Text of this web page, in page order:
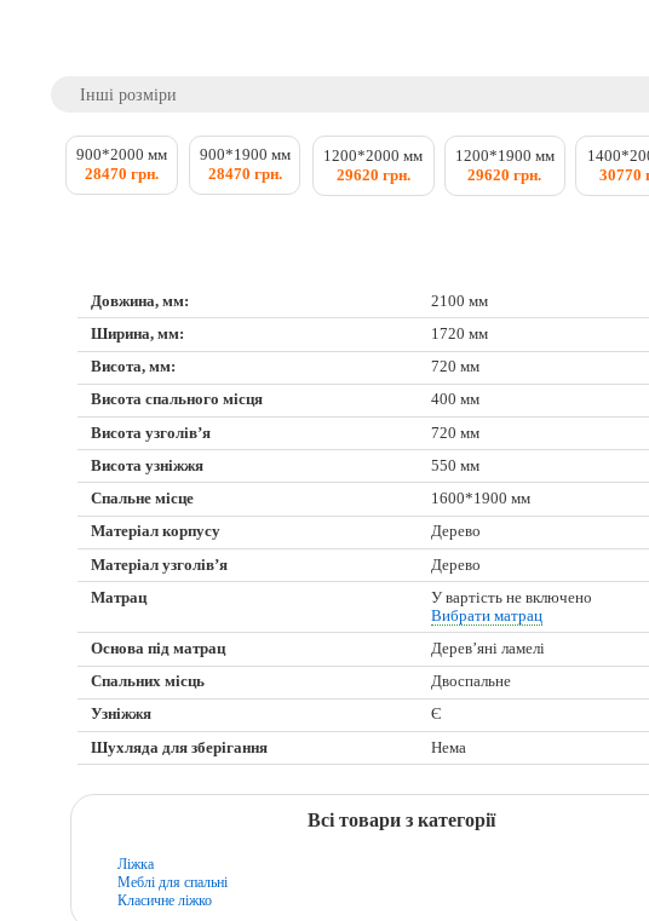
Інші розміри
900*2000 мм
28470 грн.
900*1900 мм
28470 грн.
1200*2000 мм
29620 грн.
1200*1900 мм
29620 грн.
30770
Довжина, мм:
2100 мм
Ширина, мм:
1720 мм
Висота, мм:
720 мм
Висота спального місця
400 мм
Висота узголів’я
720 мм
Висота узніжжя
550 мм
Спальне місце
1600*1900 мм
Матеріал корпусу
Дерево
Матеріал узголів’я
Дерево
Матрац
У вартість не включено
Вибрати матрац
Основа під матрац
Дерев’яні ламелі
Спальних місць
Двоспальне
Узніжжя
Є
Шухляда для зберігання
Нема
Всі товари з категорії
Ліжка
Меблі для спальні
Класичне ліжко